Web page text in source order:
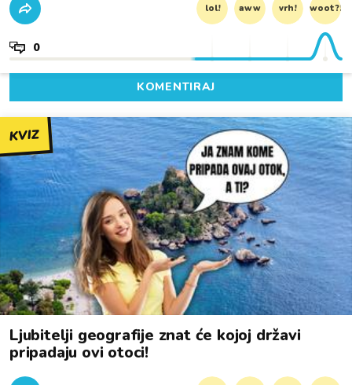
lol! aww vrh! woot?!
0
KOMENTIRAJ
KVIZ
Ljubitelji geografije znat će kojoj državi
pripadaju ovi otoci!